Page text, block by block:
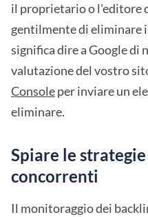
il proprietario o l'editore
gentilmente di eliminare
significa dire a Google di
valutazione del vostro
Consoleper inviare un
eliminare.
Spiare le
concorrenti
Il monitoraggio dei